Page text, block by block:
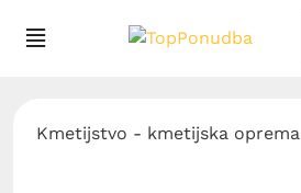
Kmetijstvo - kmetijska oprema